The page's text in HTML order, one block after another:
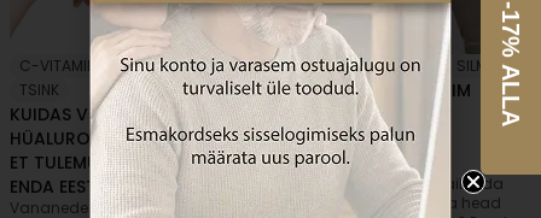
C-VITAMIIN D-VITAMIIN ,
TSINK
KUIDAS VÕTTA
HÜALUROONHAPET ÕIGESTI,
ET TULEMUSED RÄÄGIKSID
ENDA EEST?
Vananedes väheneb
D-VITAMIIN , NAHK , SILMAD
KUIDAS VALIDA PARIM
HÜALUROONHAPE
NOORUSLIKKUSE
SÄILITAMISEKS?
Kes meist ei sooviks säilitada
nooruslikku välimust ja head
-17% ALLA